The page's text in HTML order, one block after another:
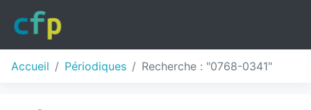
Accueil Périodiques Recherche : "0768-0341"